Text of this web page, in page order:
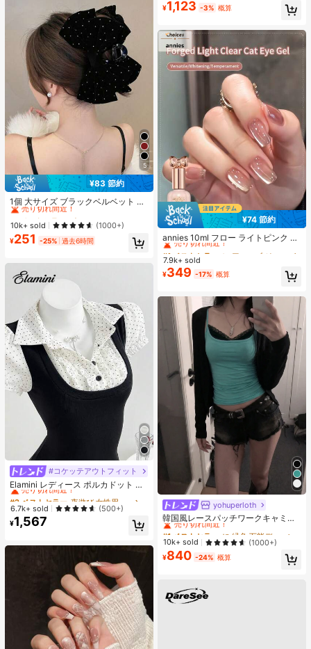
5
¥83 節約
1個 大サイズ ブラックベルベット リ
ボン ヘアクリップ クリスタルライン
ストーン装飾付き、エレガントな二
重レイヤー フロック加工リボン レデ
ィース用
#1 ベストセラー
ポリエステル 髪の爪
売り切れ間近！
#1 ベストセラー
売り切れ間近！
#1 ベストセラー
売り切れ間近！
#1 ベストセラー
10k+ sold (1000+)
¥251 -25% 過去6時間
#コケッテアウトフィット
Elamini レディース ポルカドット パ
ッチワーク レーストリム 配色 ウエ
スト ショートスリーブ トップス 夏
用
#2 ベストセラー
夜遊び 女性用ブラウス
売り切れ間近！
#2 ベストセラー
売り切れ間近！
#2 ベストセラー
売り切れ間近！
#2 ベストセラー
6.7k+ sold (500+)
¥1,567
ルデザイン、ビーチ、休暇、家庭で
の自由時間、デイリー着用に適し、
オールシーズン、スリップオン、無
地、プリントなし
#2 ベストセラー
¥1,123 -3% 概算
¥74 節約
annies 10ml フロー ライトピンク キ
ャットアイ ジェルネイルポリッシュ
ウルトラシャイン UVジェル ミラー
グラス キャットマグネットジェル ワ
ニス ネイルサプライ
#1 ベストセラー
に アニーズ ジェルネイルポリッシュ
売り切れ間近！
#1 ベストセラー
売り切れ間近！
#1 ベストセラー
売り切れ間近！
#1 ベストセラー
に アニーズ ジェルネイルポリッシュ
7.9k+ sold
¥349 -17% 概算
yohuperloth
韓国風レースパッチワークキャミソ
ールタンクトップ、Y2Kエステティ
ック、ストリートウェアカジュアル
サマー
#1 ベストセラー
売り切れ間近！
#1 ベストセラー
売り切れ間近！
#1 ベストセラー
売り切れ間近！
#1 ベストセラー
10k+ sold (1000+)
¥840 -24% 概算